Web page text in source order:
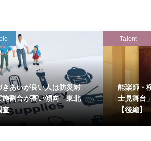
きあいが良い人は防災対
施割合が高い傾向 東北
査
Talent
能楽師・
士見舞台
【後編】